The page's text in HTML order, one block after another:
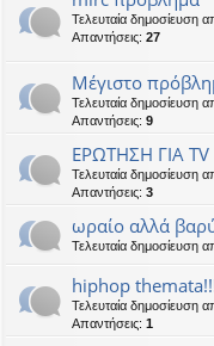
Τελευταία δημοσίευση
Απαντήσεις: 27
Μέγιστο
Τελευταία δημοσίευση
Απαντήσεις: 9
ΕΡΩΤΗΣΗ ΓΙΑ TV
Τελευταία δημοσίευση
Απαντήσεις: 3
ωραίο αλλά
Τελευταία δημοσίευση
hiphop
Τελευταία δημοσίευση
Απαντήσεις: 1